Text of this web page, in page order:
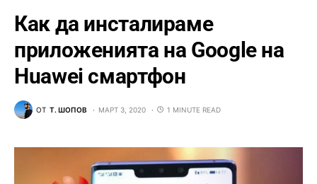
Как да инсталираме
приложенията на Google на
Huawei смартфон
ОТ Т. ШОПОВ МАРТ 3, 2020 1 MINUTE READ